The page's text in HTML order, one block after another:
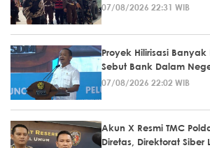
07/08/2026 22:31 WIB
Proyek Hilirisasi
Sebut Bank Dalam
07/08/2026 22:02 WIB
Akun X Resmi TMC
Diretas, Direktorat